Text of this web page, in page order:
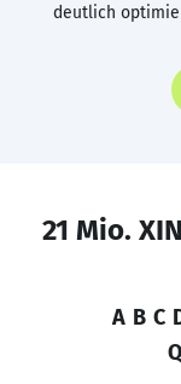
deutlich
21 Mio.
A B C
Q